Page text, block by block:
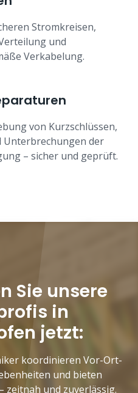
Stromkreisen,
und
Verkabelung.
von Kurzschlüssen,
Unterbrechungen der
– sicher und geprüft.
Sie unsere
in
jetzt:
koordinieren Vor-Ort-
und bieten
zeitnah und zuverlässig.